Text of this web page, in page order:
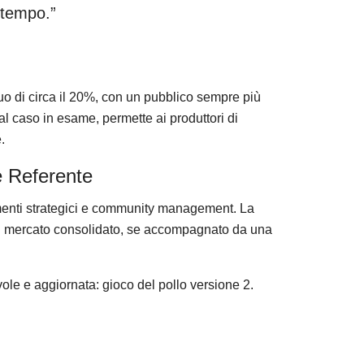
di circa il 20%, con un pubblico sempre più
caso in esame, permette ai produttori di
Referente
strategici e community management. La
consolidato, se accompagnato da una
e aggiornata: gioco del pollo versione 2.